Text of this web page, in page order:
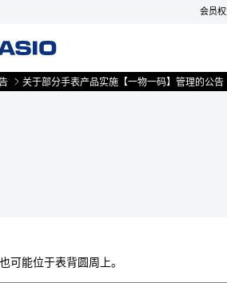
会员
关于部分手表产品实施【一物一码】管理的公告
能位于表背圆周上。